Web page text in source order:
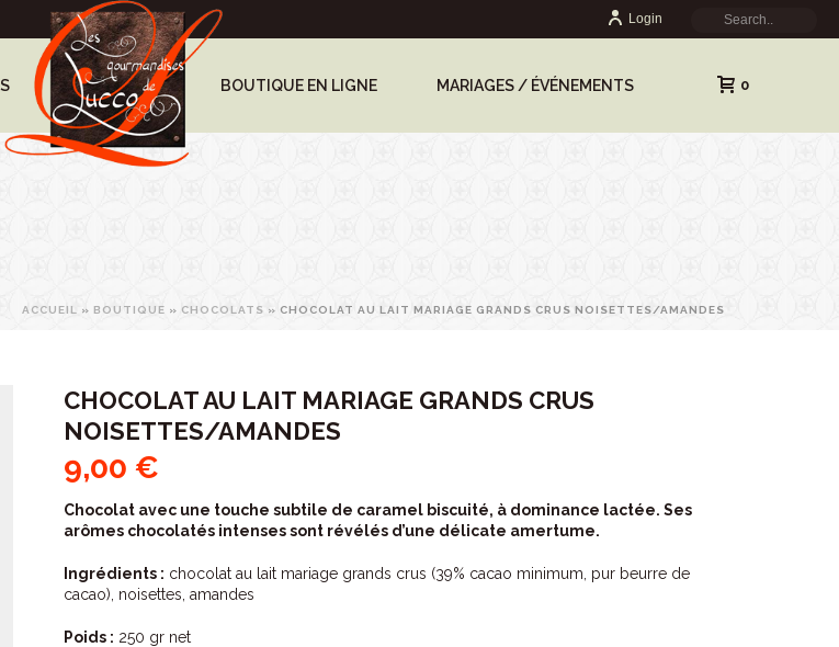
Login
BOUTIQUE EN LIGNE MARIAGES / ÉVÉNEMENTS 0
ACCUEIL » BOUTIQUE » CHOCOLATS » CHOCOLAT AU LAIT MARIAGE GRANDS CRUS NOISETTES/AMANDES
CHOCOLAT AU LAIT MARIAGE GRANDS CRUS
NOISETTES/AMANDES
9,00€
Chocolat avec une touche subtile de caramel biscuité, à dominance lactée. Ses
arômes chocolatés intenses sont révélés d’une délicate amertume.
Ingrédients : chocolat au lait mariage grands crus (39% cacao minimum, pur beurre de
cacao), noisettes, amandes
Poids : 250 gr net